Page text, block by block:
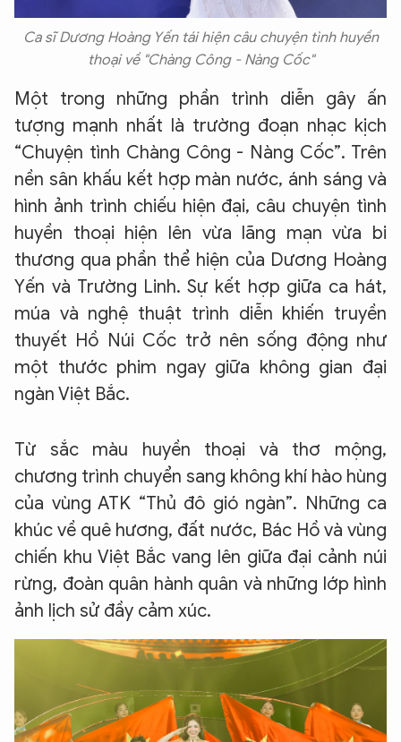
Ca sĩ Dương Hoàng Yến tái hiện câu chuyện tình huyền
thoại về "Chàng Công - Nàng Cốc"
Một trong những phần trình diễn gây ấn
tượng mạnh nhất là trường đoạn nhạc kịch
“Chuyện tình Chàng Công - Nàng Cốc”. Trên
nền sân khấu kết hợp màn nước, ánh sáng và
hình ảnh trình chiếu hiện đại, câu chuyện tình
huyền thoại hiện lên vừa lãng mạn vừa bi
thương qua phần thể hiện của Dương Hoàng
Yến và Trường Linh. Sự kết hợp giữa ca hát,
múa và nghệ thuật trình diễn khiến truyền
thuyết Hồ Núi Cốc trở nên sống động như
một thước phim ngay giữa không gian đại
ngàn Việt Bắc.
Từ sắc màu huyền thoại và thơ mộng,
chương trình chuyển sang không khí hào hùng
của vùng ATK “Thủ đô gió ngàn”. Những ca
khúc về quê hương, đất nước, Bác Hồ và vùng
chiến khu Việt Bắc vang lên giữa đại cảnh núi
rừng, đoàn quân hành quân và những lớp hình
ảnh lịch sử đầy cảm xúc.